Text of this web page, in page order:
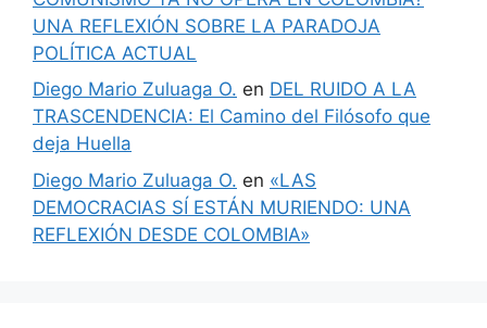
UNA REFLEXIÓN SOBRE LA PARADOJA
POLÍTICA ACTUAL
Diego Mario Zuluaga O. en DEL RUIDO A LA
TRASCENDENCIA: El Camino del Filósofo que
deja Huella
Diego Mario Zuluaga O. en «LAS
DEMOCRACIAS SÍ ESTÁN MURIENDO: UNA
REFLEXIÓN DESDE COLOMBIA»